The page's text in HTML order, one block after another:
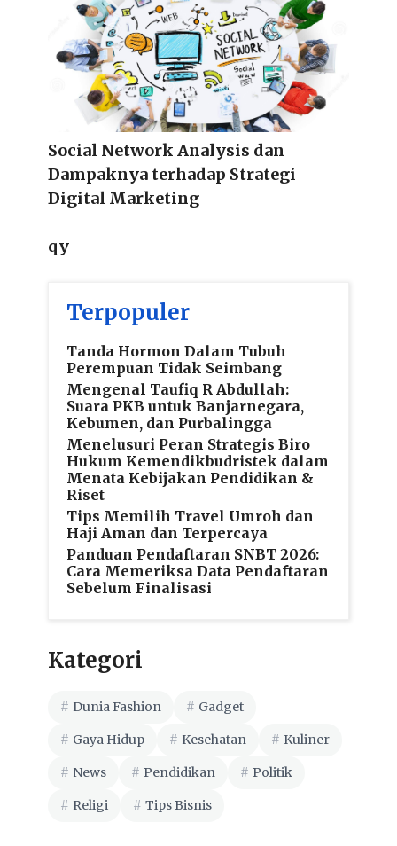
Social Network Analysis dan
Dampaknya terhadap Strategi
Digital Marketing
qy
Terpopuler
Tanda Hormon Dalam Tubuh
Perempuan Tidak Seimbang
Mengenal Taufiq R Abdullah:
Suara PKB untuk Banjarnegara,
Kebumen, dan Purbalingga
Menelusuri Peran Strategis Biro
Hukum Kemendikbudristek dalam
Menata Kebijakan Pendidikan &
Riset
Tips Memilih Travel Umroh dan
Haji Aman dan Terpercaya
Panduan Pendaftaran SNBT 2026:
Cara Memeriksa Data Pendaftaran
Sebelum Finalisasi
Kategori
Dunia Fashion Gadget
Gaya Hidup Kesehatan Kuliner
News Pendidikan Politik
Religi Tips Bisnis